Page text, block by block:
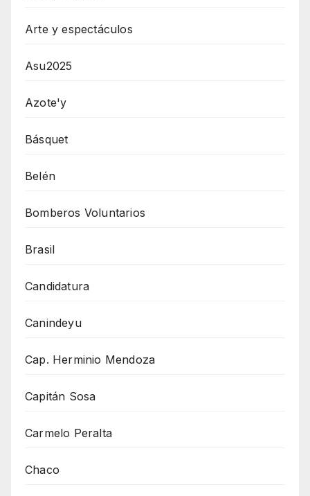
Arte y espectáculos
Asu2025
Azote'y
Básquet
Belén
Bomberos Voluntarios
Brasil
Candidatura
Canindeyu
Cap. Herminio Mendoza
Capitán Sosa
Carmelo Peralta
Chaco